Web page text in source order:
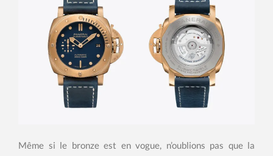
Même si le bronze est en vogue, n’oublions pas que la